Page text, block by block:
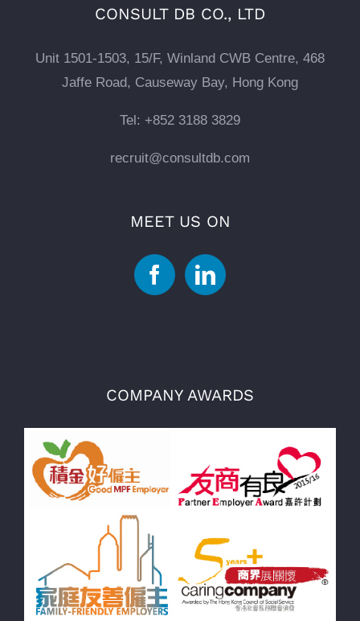
CONSULT DB CO., LTD
Unit 1501-1503, 15/F, Winland CWB Centre, 468
Jaffe Road, Causeway Bay, Hong Kong
Tel: +852 3188 3829
recruit@consultdb.com
MEET US ON
COMPANY AWARDS